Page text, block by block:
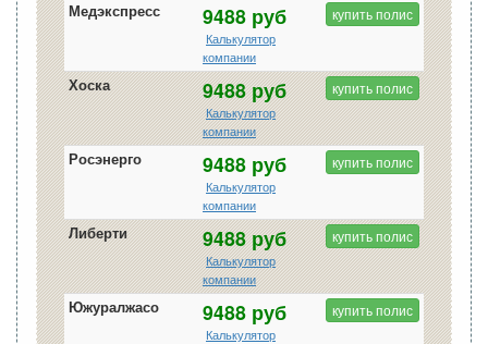
Медэкспресс 9488 руб
Калькулятор
компании
купить полис
Хоска 9488 руб
Калькулятор
компании
купить полис
Росэнерго 9488 руб
Калькулятор
компании
купить полис
Либерти 9488 руб
Калькулятор
компании
купить полис
Южуралжасо 9488 руб
Калькулятор
купить полис